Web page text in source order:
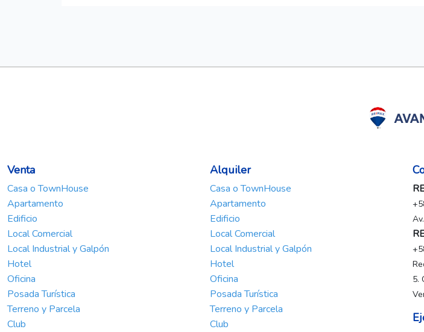
Venta
Casa o TownHouse
Apartamento
Edificio
Local Comercial
Local Industrial y Galpón
Hotel
Oficina
Posada Turística
Terreno y Parcela
Club
Alquiler
Casa o TownHouse
Apartamento
Edificio
Local Comercial
Local Industrial y Galpón
Hotel
Oficina
Posada Turística
Terreno y Parcela
Club
5.